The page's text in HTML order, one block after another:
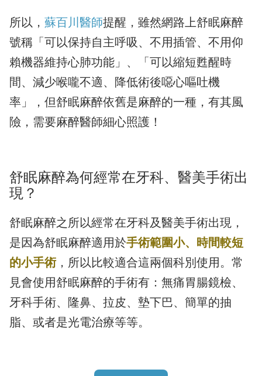
所以， 蘇百川醫師提醒，雖然網路上舒眠麻醉
號稱「可以保持自主呼吸、不用插管、不用仰
賴機器維持心肺功能」、「可以縮短甦醒時
間、減少喉嚨不適、降低術後噁心嘔吐機
率」，但舒眠麻醉依舊是麻醉的一種，有其風
險，需要麻醉醫師細心照護！
舒眠麻醉為何經常在牙科、醫美手術出
現？
舒眠麻醉之所以經常在牙科及醫美手術出現，
是因為舒眠麻醉適用於手術範圍小、時間較短
的小手術，所以比較適合這兩個科別使用。常
見會使用舒眠麻醉的手術有：無痛胃腸鏡檢、
牙科手術、隆鼻、拉皮、墊下巴、簡單的抽
脂、或者是光電治療等等。